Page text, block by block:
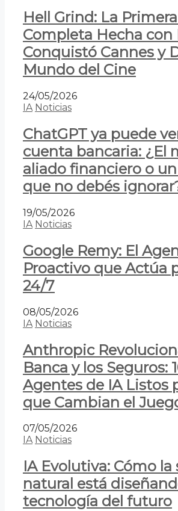
Hell Grind: La
Completa Hecha con
Conquistó Cannes y
Mundo del Cine
24/05/2026
IA Noticias
ChatGPT ya puede
cuenta bancaria: ¿El
aliado financiero o
que no debés
19/05/2026
IA Noticias
Google Remy: El
Proactivo que Actúa
24/7
08/05/2026
IA Noticias
Anthropic
Banca y los Seguros:
Agentes de IA Listos
que Cambian el
07/05/2026
IA Noticias
IA Evolutiva: Cómo la
natural está
tecnología del futuro